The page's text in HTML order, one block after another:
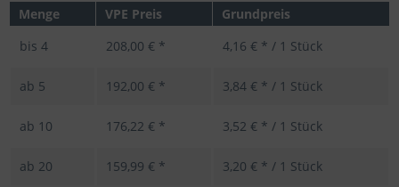
Menge VPE Preis
Grundpreis
bis 4 208,00 € * 4,16 € * / 1 Stück
ab 5 192,00 € * 3,84 € * / 1 Stück
ab 10 176,22 € * 3,52 € * / 1 Stück
ab 20 159,99 € * 3,20 € * / 1 Stück